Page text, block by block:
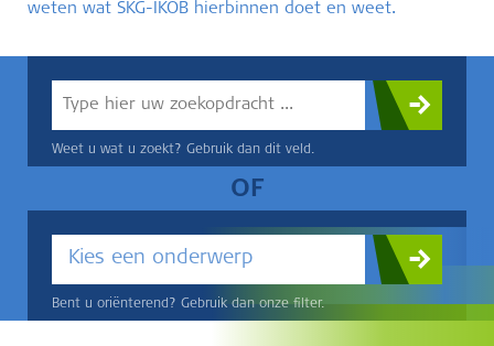
weten wat SKG-IKOB hierbinnen doet en weet.
Weet u wat u zoekt? Gebruik dan dit veld.
OF
Kies een onderwerp
Bent u oriënterend? Gebruik dan onze filter.